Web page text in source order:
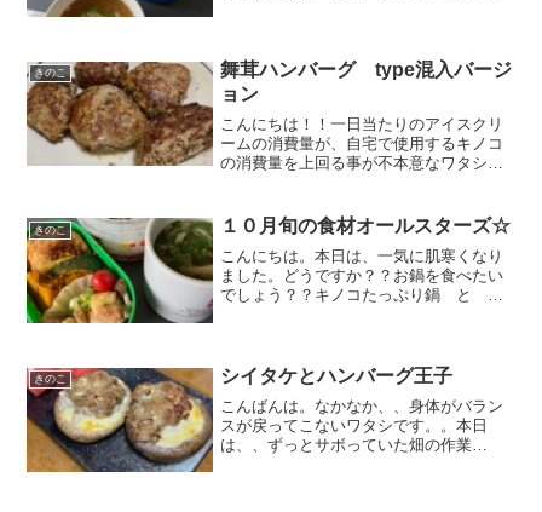
のトレーナーを着用し...
きのこ
舞茸ハンバーグ type混入バージ
ョン
こんにちは！！一日当たりのアイスクリ
ームの消費量が、自宅で使用するキノコ
の消費量を上回る事が不本意なワタシで
が、、、キノコ隊員たちも狂ったように
消費するために、、、ワ...
きのこ １０月旬の食材オールスターズ☆
こんにちは。本日は、一気に肌寒くなり
ました。どうですか？？お鍋を食べたい
でしょう？？キノコたっぷり鍋 と 闇
い物は苦手なんですけ...
きのこ シイタケとハンバーグ王子
こんばんは。なかなか、、身体がバラン
スが戻ってこないワタシです。。本日
は、、ずっとサボっていた畑の作業